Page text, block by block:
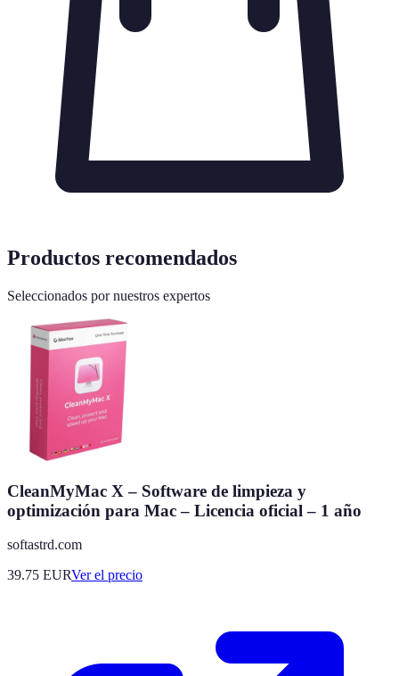
Productos recomendados
Seleccionados por nuestros expertos
CleanMyMac X – Software de limpieza y
optimización para Mac – Licencia oficial – 1 año
softastrd.com
39.75 EURVer el precio